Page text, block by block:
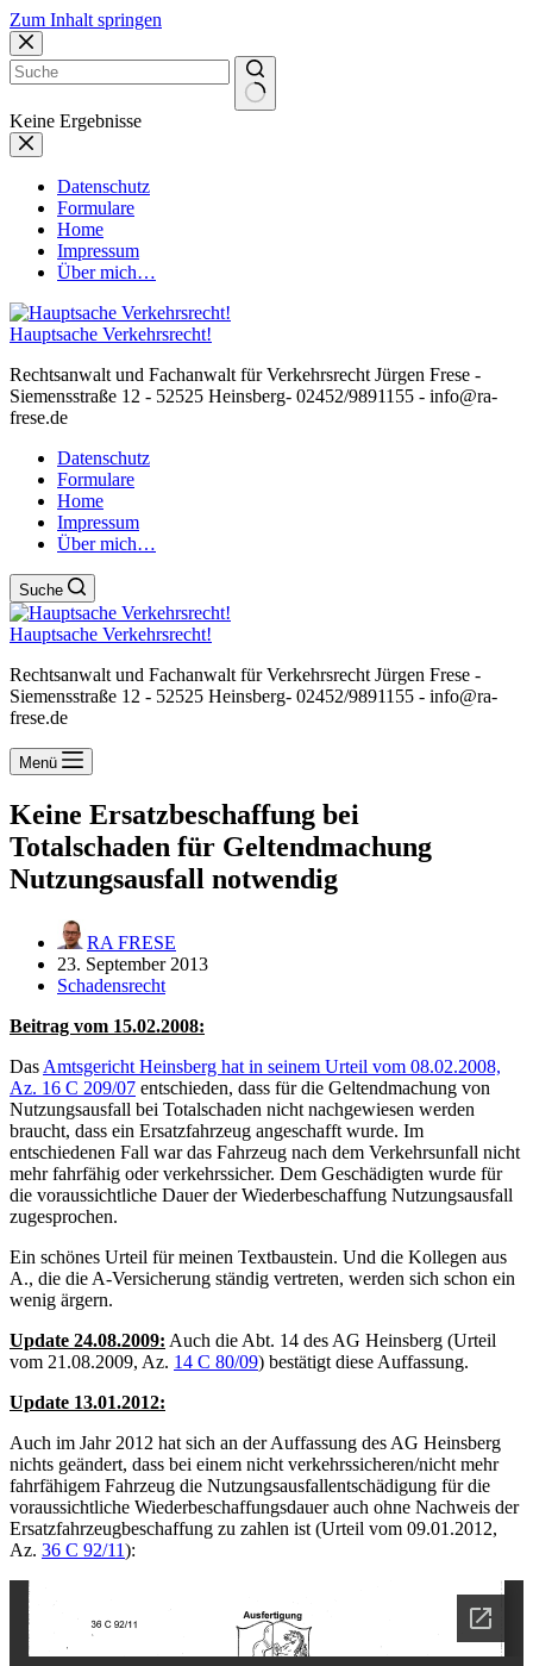
Zum Inhalt springen
Keine Ergebnisse
Datenschutz
Formulare
Home
Impressum
Über mich…
Hauptsache Verkehrsrecht!
Rechtsanwalt und Fachanwalt für Verkehrsrecht Jürgen Frese -
Siemensstraße 12 - 52525 Heinsberg- 02452/9891155 - info@ra-
frese.de
Datenschutz
Formulare
Home
Impressum
Über mich…
Suche
Hauptsache Verkehrsrecht!
Rechtsanwalt und Fachanwalt für Verkehrsrecht Jürgen Frese -
Siemensstraße 12 - 52525 Heinsberg- 02452/9891155 - info@ra-
frese.de
Menü
Keine Ersatzbeschaffung bei
Totalschaden für Geltendmachung
Nutzungsausfall notwendig
RA FRESE
23. September 2013
Schadensrecht
Beitrag vom 15.02.2008:
Das Amtsgericht Heinsberg hat in seinem Urteil vom 08.02.2008,
Az. 16 C 209/07 entschieden, dass für die Geltendmachung von
Nutzungsausfall bei Totalschaden nicht nachgewiesen werden
braucht, dass ein Ersatzfahrzeug angeschafft wurde. Im
entschiedenen Fall war das Fahrzeug nach dem Verkehrsunfall nicht
mehr fahrfähig oder verkehrssicher. Dem Geschädigten wurde für
die voraussichtliche Dauer der Wiederbeschaffung Nutzungsausfall
zugesprochen.
Ein schönes Urteil für meinen Textbaustein. Und die Kollegen aus
A., die die A-Versicherung ständig vertreten, werden sich schon ein
wenig ärgern.
Update 24.08.2009: Auch die Abt. 14 des AG Heinsberg (Urteil
vom 21.08.2009, Az. 14 C 80/09) bestätigt diese Auffassung.
Update 13.01.2012:
Auch im Jahr 2012 hat sich an der Auffassung des AG Heinsberg
nichts geändert, dass bei einem nicht verkehrssicheren/nicht mehr
fahrfähigem Fahrzeug die Nutzungsausfallentschädigung für die
voraussichtliche Wiederbeschaffungsdauer auch ohne Nachweis der
Ersatzfahrzeugbeschaffung zu zahlen ist (Urteil vom 09.01.2012,
Az. 36 C 92/11):